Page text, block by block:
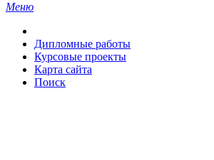
Меню
Дипломные работы
Курсовые проекты
Карта сайта
Поиск